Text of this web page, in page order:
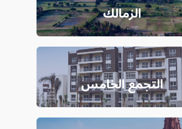
الزمالك
التجمع الخامس